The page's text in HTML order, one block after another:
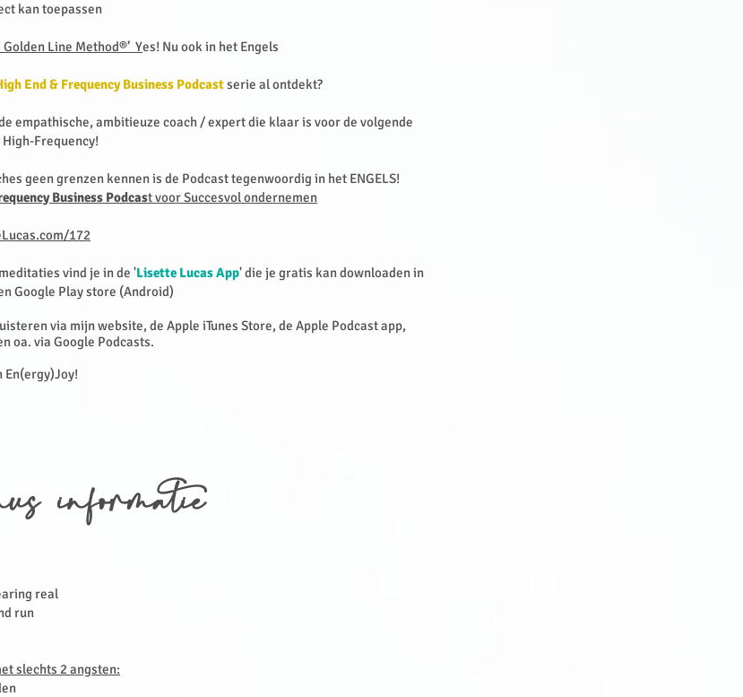
kan toepassen
Golden Line Method®’ Yes! Nu ook in het Engels
End & Frequency Business Podcastserie al ontdekt?
empathische, ambitieuze coach / expert die klaar is voor de volgende
Frequency!
geen grenzen kennen is de Podcast tegenwoordig in het ENGELS!
Business Podcast voor Succesvol ondernemen
172
vind je in de 'Lisette Lucas App' die je gratis kan downloaden in
Google Play store (Android)
via mijn website, de Apple iTunes Store, de Apple Podcast app,
oa. via Google Podcasts.
informatie
real
run
slechts 2 angsten: